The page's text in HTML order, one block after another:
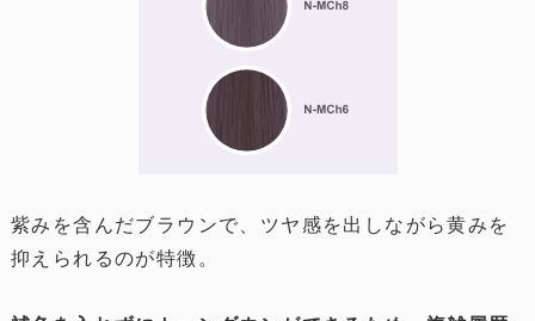
紫みを含んだブラウンで、ツヤ感を出しながら黄みを
抑えられるのが特徴。